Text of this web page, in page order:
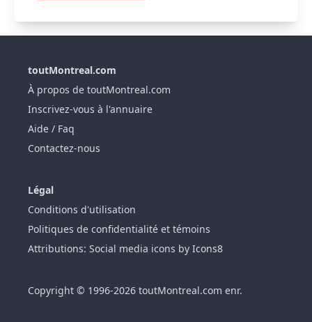
toutMontreal.com
À propos de toutMontreal.com
Inscrivez-vous à l'annuaire
Aide / Faq
Contactez-nous
Légal
Conditions d'utilisation
Politiques de confidentialité et témoins
Attributions: Social media icons by Icons8
Copyright © 1996-2026 toutMontreal.com enr.